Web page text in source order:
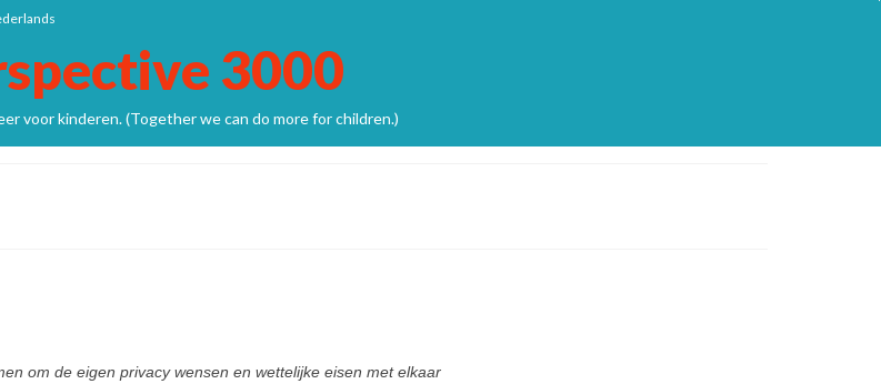
3000
voor kinderen. (Together we can do more for children.)
om de eigen privacy wensen en wettelijke eisen met elkaar